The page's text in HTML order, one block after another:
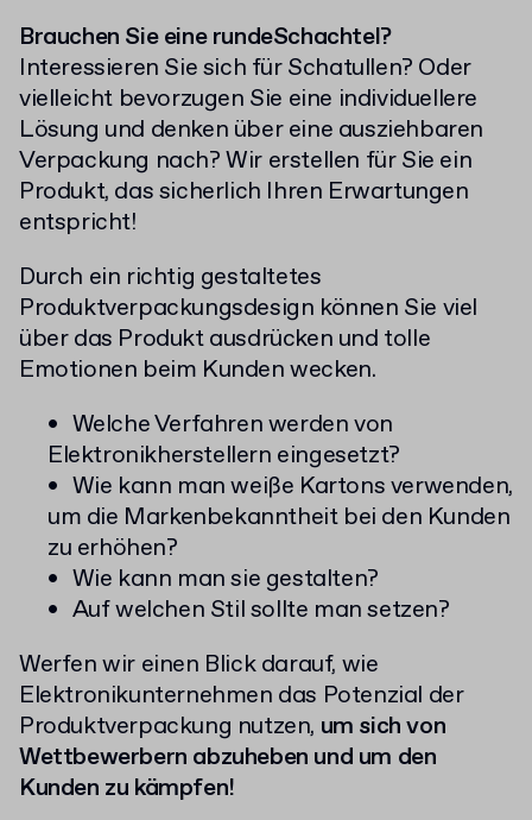
Brauchen Sie eine rundeSchachtel?
Interessieren Sie sich für Schatullen? Oder
vielleicht bevorzugen Sie eine individuellere
Lösung und denken über eine ausziehbaren
Verpackung nach? Wir erstellen für Sie ein
Produkt, das sicherlich Ihren Erwartungen
entspricht!
Durch ein richtig gestaltetes
Produktverpackungsdesign können Sie viel
über das Produkt ausdrücken und tolle
Emotionen beim Kunden wecken.
Welche Verfahren werden von
Elektronikherstellern eingesetzt?
Wie kann man weiße Kartons verwenden,
um die Markenbekanntheit bei den Kunden
zu erhöhen?
Wie kann man sie gestalten?
Auf welchen Stil sollte man setzen?
Werfen wir einen Blick darauf, wie
Elektronikunternehmen das Potenzial der
Produktverpackung nutzen, um sich von
Wettbewerbern abzuheben und um den
Kunden zu kämpfen!